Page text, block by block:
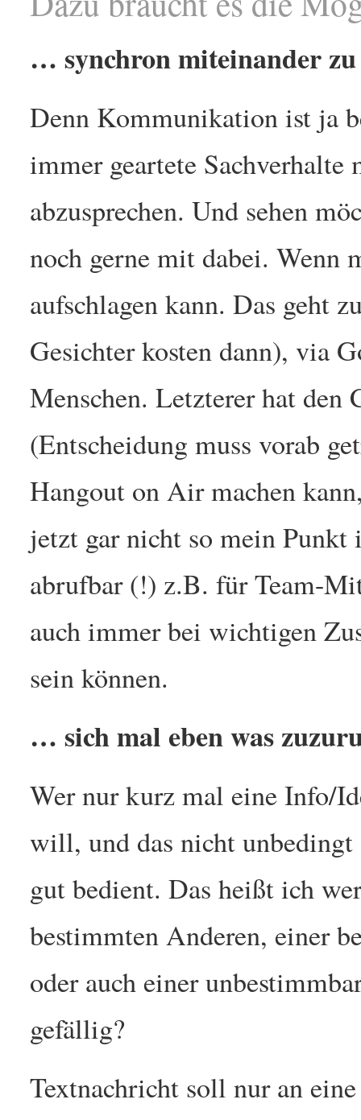
… synchron miteinander zu
Denn Kommunikation ist ja
immer geartete
abzusprechen. Und sehen
noch gerne mit dabei. Wenn
aufschlagen kann. Das geht
Gesichter kosten dann), via
Menschen. Letzterer hat den
(Entscheidung muss vorab
Hangout on Air machen
jetzt gar nicht so mein Punkt
abrufbar (!) z.B. für Team-
auch immer bei wichtigen
sein können.
… sich mal eben was
Wer nur kurz mal eine Info/
will, und das nicht
gut bedient. Das heißt ich
bestimmten Anderen, einer
oder auch einer
gefällig?
Textnachricht soll nur an